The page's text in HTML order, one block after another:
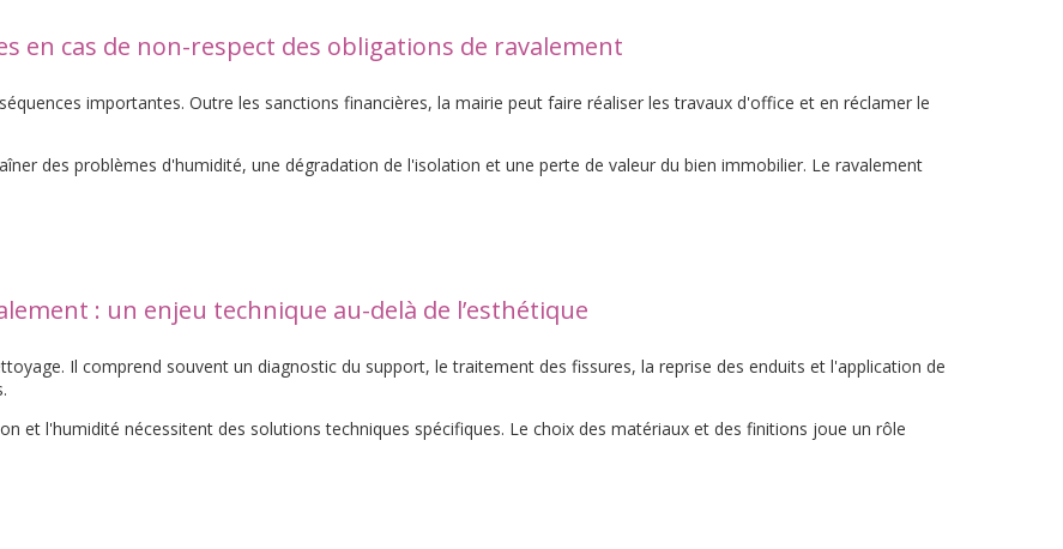
en cas de non-respect des obligations de ravalement
importantes. Outre les sanctions financières, la mairie peut faire réaliser les travaux d'office et en réclamer le
des problèmes d'humidité, une dégradation de l'isolation et une perte de valeur du bien immobilier. Le ravalement
: un enjeu technique au-delà de l’esthétique
Il comprend souvent un diagnostic du support, le traitement des fissures, la reprise des enduits et l'application de
et l'humidité nécessitent des solutions techniques spécifiques. Le choix des matériaux et des finitions joue un rôle